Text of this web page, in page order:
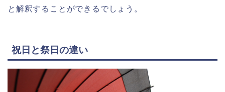
と解釈することができるでしょう。
祝日と祭日の違い